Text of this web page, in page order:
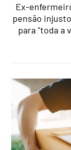
Ex-
pensão
para "toda a